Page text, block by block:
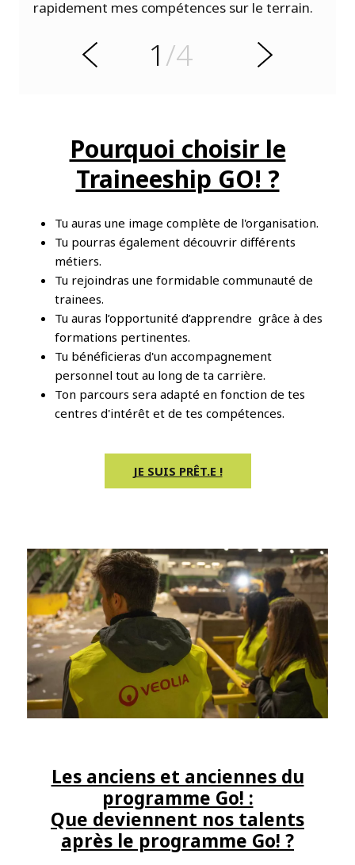
P
r
é
rapidement mes compétences sur le terrain.
1/4
S
u
Pourquoi choisir le
Traineeship GO! ?
Tu auras une image complète de l'organisation.
Tu pourras également découvrir différents
métiers.
Tu rejoindras une formidable communauté de
trainees.
Tu auras l’opportunité d’apprendre grâce à des
formations pertinentes.
Tu bénéficieras d'un accompagnement
personnel tout au long de ta carrière.
Ton parcours sera adapté en fonction de tes
centres d'intérêt et de tes compétences.
JE SUIS PRÊT.E !
Les anciens et anciennes du
programme Go! :
Que deviennent nos talents
après le programme Go! ?